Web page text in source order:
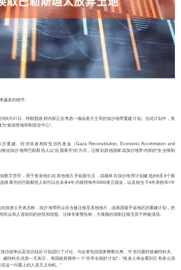
越多的细节。
8月31日，特朗普政府内部正在考虑一项由美方主导的加沙地带重建计划。在此计划中，美
“旅游胜地和制造业中心”。
重建、经济加速和转型信托基金（Gaza Reconstitution, Economic Acceleration and
推动加沙地带巴勒斯坦人以“自愿离开”的方式，迁移到其他国家或加沙地带内部的“安全限制
数字货币，用于资助他们在其他地方开始新生活，或最终在加沙地带计划建造的6至8个新
择离开的巴勒斯坦人则可以在未来4年内获得每年5000美元现金，以及相当于4年房租和1年
前曾公开表态称，加沙地带民众应当被迁移至其他地方，由美国接手该地区的重建计划，把
民众和人道组织的担忧和愤怒。法律专家警告称，大规模的强制迁移无异于种族清洗。
沙战争以及加沙战后计划进行了讨论。与会者包括国务卿鲁比奥、中东问题特使威特科夫、
特科夫此前一天表示，美国政府拥有一个“非常全面的计划”：“很多人将会看到它有多么强
这一问题上的人道主义动机。”